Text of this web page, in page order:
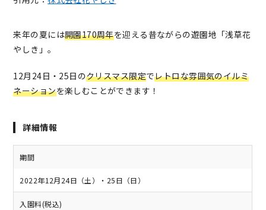
来年の夏には開園170周年を迎える昔ながらの遊園地「浅草花
やしき」。
12月24日・25日のクリスマス限定でレトロな雰囲気のイルミ
ネーションを楽しむことができます！
詳細情報
期間
2022年12月24日（土）・25日（日）
入園料(税込)